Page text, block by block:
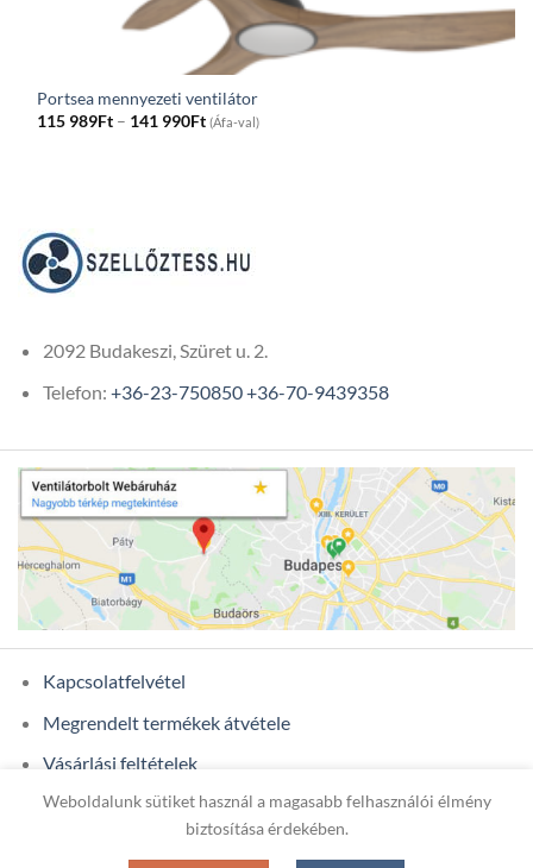
Portsea mennyezeti ventilátor
115 989Ft – 141 990FtPrice
range:
(Áfa-val)
2092 Budakeszi, Szüret u. 2.
Telefon: +36-23-750850+36-70-9439358
Kapcsolatfelvétel
Megrendelt termékek átvétele
Vásárlási feltételek
Ügyfél adatok
Weboldalunk sütiket használ a magasabb felhasználói élmény
biztosítása érdekében.